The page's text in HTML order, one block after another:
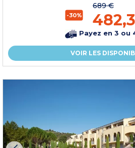
-30%
689 €
Payez en 3 ou
VOIR LES